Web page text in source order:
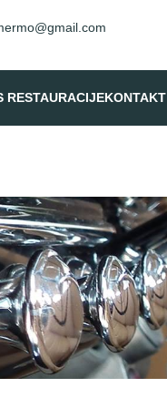
RESTAURACIJEKONTAKT